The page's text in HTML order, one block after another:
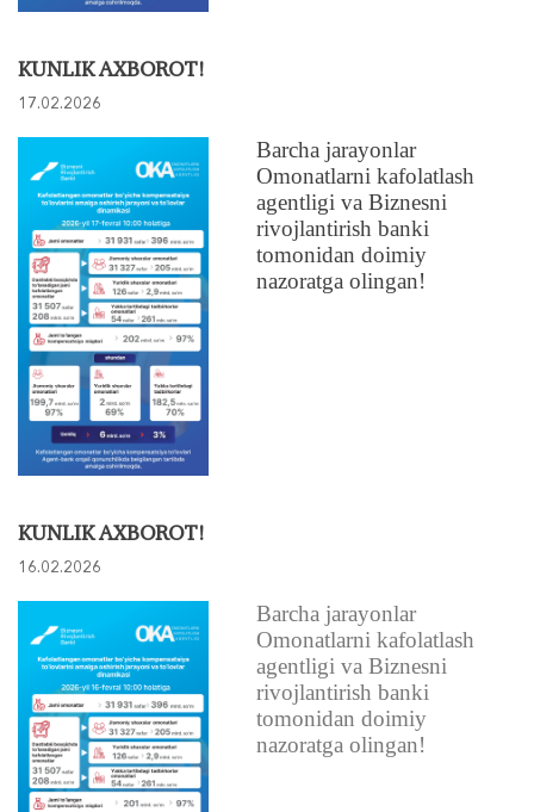
KUNLIK AXBOROT!
17.02.2026
Barcha jarayonlar
Omonatlarni kafolatlash
agentligi va Biznesni
rivojlantirish banki
tomonidan doimiy
nazoratga olingan!
KUNLIK AXBOROT!
16.02.2026
Barcha jarayonlar
Omonatlarni kafolatlash
agentligi va Biznesni
rivojlantirish banki
tomonidan doimiy
nazoratga olingan!